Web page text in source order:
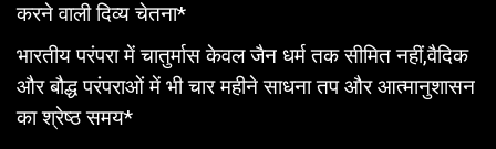
करने वाली दिव्य चेतना*
भारतीय परंपरा में चातुर्मास केवल जैन धर्म तक सीमित नहीं,वैदिक
और बौद्ध परंपराओं में भी चार महीने साधना तप और आत्मानुशासन
का श्रेष्ठ समय*